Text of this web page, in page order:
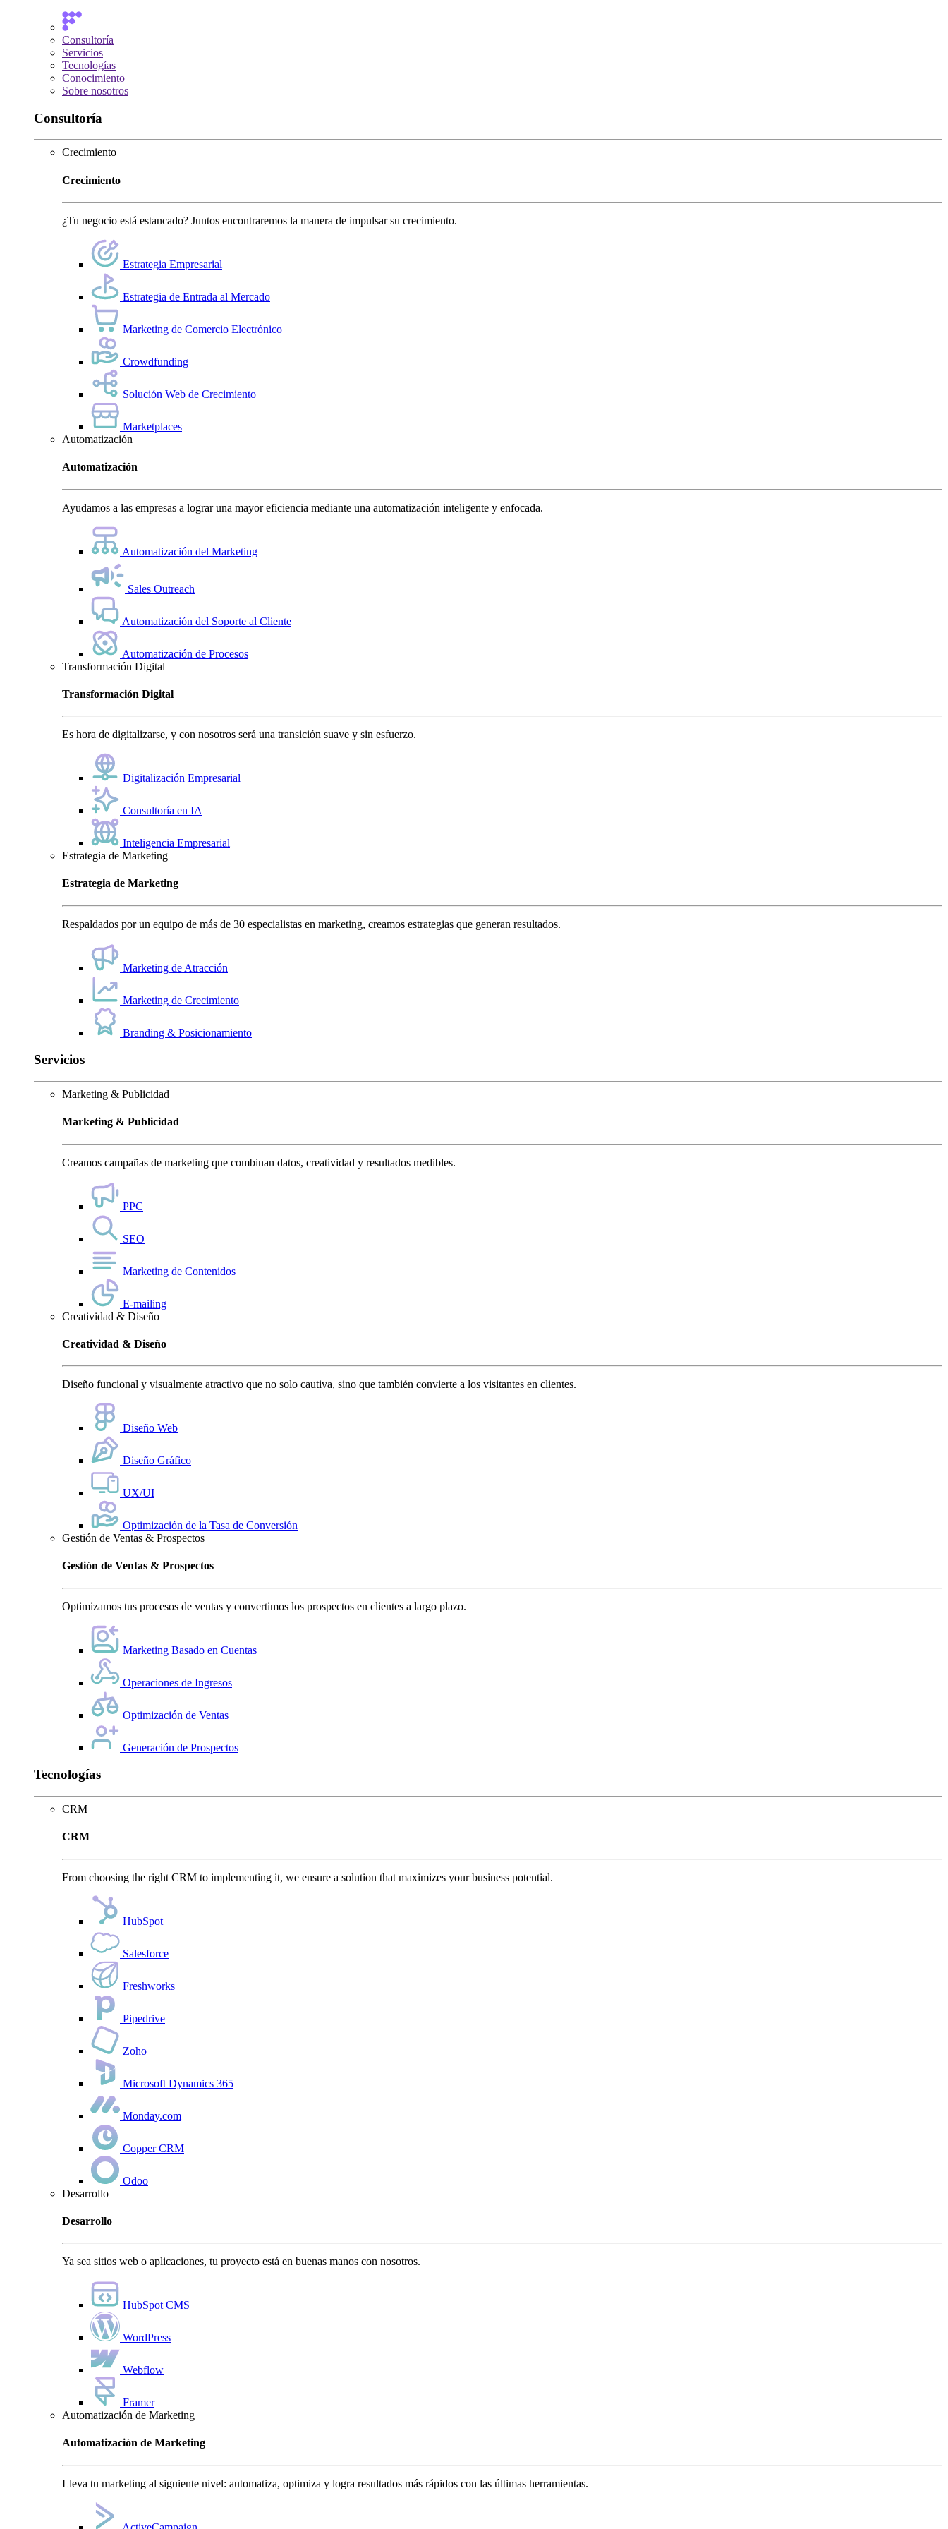
Consultoría
Servicios
Tecnologías
Conocimiento
Sobre nosotros
Consultoría
Crecimiento
Crecimiento
¿Tu negocio está estancado? Juntos encontraremos la manera de impulsar su crecimiento.
Estrategia Empresarial
Estrategia de Entrada al Mercado
Marketing de Comercio Electrónico
Crowdfunding
Solución Web de Crecimiento
Marketplaces
Automatización
Automatización
Ayudamos a las empresas a lograr una mayor eficiencia mediante una automatización inteligente y enfocada.
Automatización del Marketing
Sales Outreach
Automatización del Soporte al Cliente
Automatización de Procesos
Transformación Digital
Transformación Digital
Es hora de digitalizarse, y con nosotros será una transición suave y sin esfuerzo.
Digitalización Empresarial
Consultoría en IA
Inteligencia Empresarial
Estrategia de Marketing
Estrategia de Marketing
Respaldados por un equipo de más de 30 especialistas en marketing, creamos estrategias que generan resultados.
Marketing de Atracción
Marketing de Crecimiento
Branding & Posicionamiento
Servicios
Marketing & Publicidad
Marketing & Publicidad
Creamos campañas de marketing que combinan datos, creatividad y resultados medibles.
PPC
SEO
Marketing de Contenidos
E-mailing
Creatividad & Diseño
Creatividad & Diseño
Diseño funcional y visualmente atractivo que no solo cautiva, sino que también convierte a los visitantes en clientes.
Diseño Web
Diseño Gráfico
UX/UI
Optimización de la Tasa de Conversión
Gestión de Ventas & Prospectos
Gestión de Ventas & Prospectos
Optimizamos tus procesos de ventas y convertimos los prospectos en clientes a largo plazo.
Marketing Basado en Cuentas
Operaciones de Ingresos
Optimización de Ventas
Generación de Prospectos
Tecnologías
CRM
CRM
From choosing the right CRM to implementing it, we ensure a solution that maximizes your business potential.
HubSpot
Salesforce
Freshworks
Pipedrive
Zoho
Microsoft Dynamics 365
Monday.com
Copper CRM
Odoo
Desarrollo
Desarrollo
Ya sea sitios web o aplicaciones, tu proyecto está en buenas manos con nosotros.
HubSpot CMS
WordPress
Webflow
Framer
Automatización de Marketing
Automatización de Marketing
Lleva tu marketing al siguiente nivel: automatiza, optimiza y logra resultados más rápidos con las últimas herramientas.